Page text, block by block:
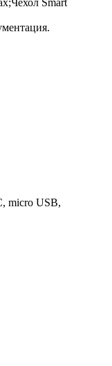
micro USB,